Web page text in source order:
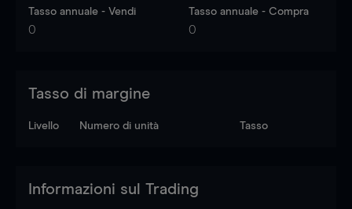
Tasso annuale - Vendi
0
Tasso annuale - Compra
0
Tasso di margine
Livello Numero di unità Tasso
Informazioni sul Trading